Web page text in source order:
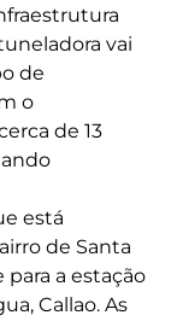
vai
de
o
de 13
está
de Santa
para a estação
Callao. As